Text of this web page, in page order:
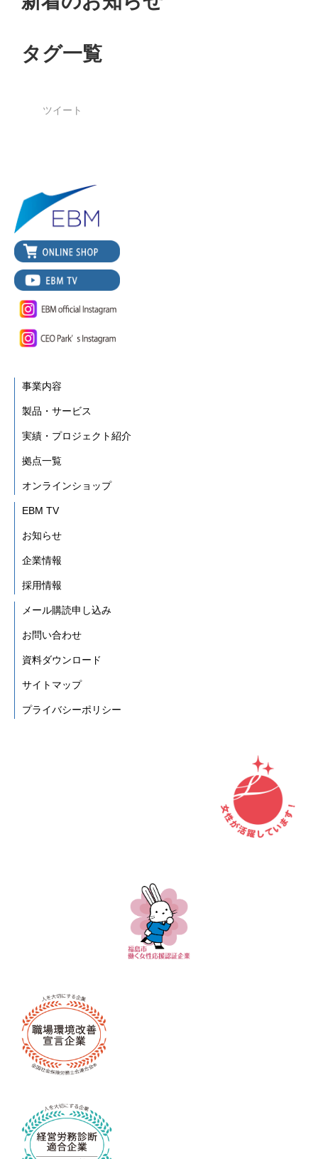
タグ一覧
ツイート
事業内容
製品・サービス
実績・プロジェクト紹介
拠点一覧
オンラインショップ
EBM TV
お知らせ
企業情報
採用情報
メール購読申し込み
お問い合わせ
資料ダウンロード
サイトマップ
プライバシーポリシー